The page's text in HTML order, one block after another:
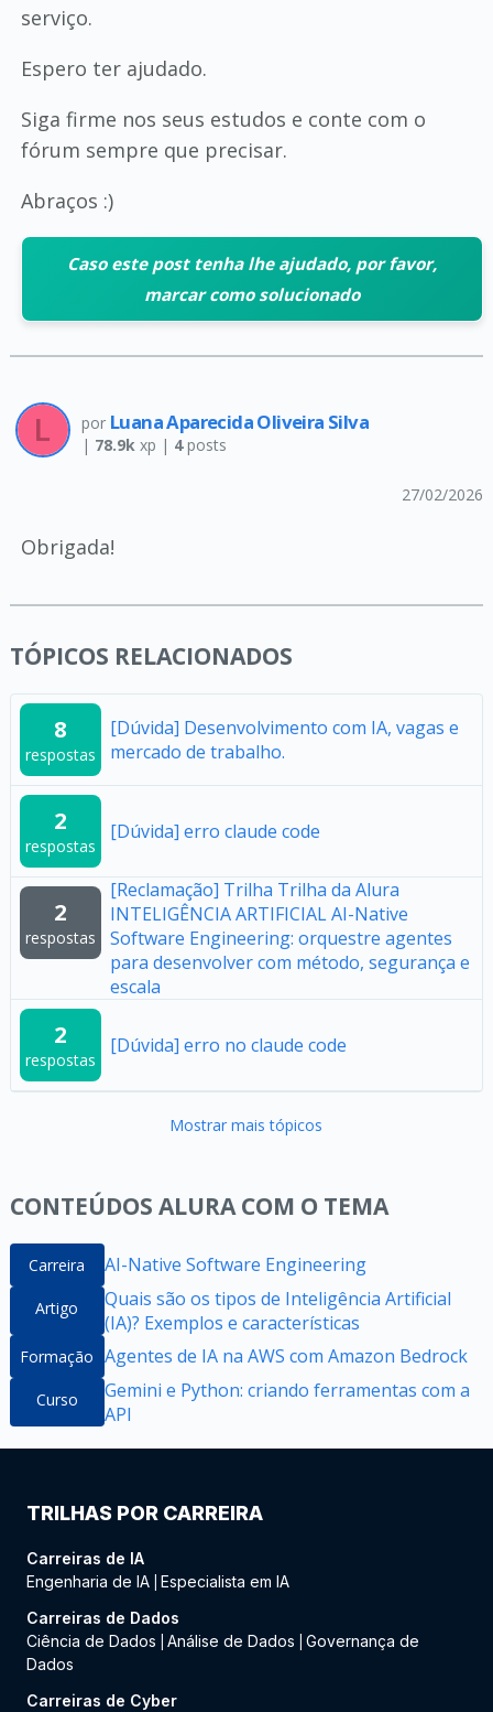
serviço.
Espero ter ajudado.
Siga firme nos seus estudos e conte com o
fórum sempre que precisar.
Abraços :)
Caso este post tenha lhe ajudado, por favor,
marcar como solucionado
por Luana Aparecida Oliveira Silva
| 78.9k xp | 4posts
27/02/2026
Obrigada!
TÓPICOS RELACIONADOS
8
respostas
[Dúvida] Desenvolvimento com IA, vagas e
mercado de trabalho.
2
respostas
[Dúvida] erro claude code
2
respostas
[Reclamação] Trilha Trilha da Alura
INTELIGÊNCIA ARTIFICIAL AI-Native
Software Engineering: orquestre agentes
para desenvolver com método, segurança e
escala
2
respostas
[Dúvida] erro no claude code
Mostrar mais tópicos
CONTEÚDOS ALURA COM O TEMA
Carreira AI-Native Software Engineering
Artigo
Quais são os tipos de Inteligência Artificial
(IA)? Exemplos e características
Formação Agentes de IA na AWS com Amazon Bedrock
Curso
Gemini e Python: criando ferramentas com a
API
TRILHAS POR CARREIRA
Carreiras de IA
Engenharia de IA Especialista em IA
Carreiras de Dados
Ciência de Dados
Análise de Dados
Governança de
Dados
Carreiras de Cyber